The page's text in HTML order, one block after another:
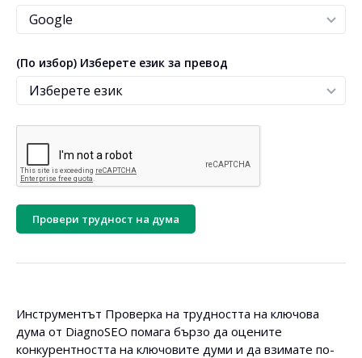
(По избор) Изберете език за превод
Провери трудност на дума
Инструментът Проверка на трудността на ключова
дума от DiagnoSEO помага бързо да оцените
конкурентността на ключовите думи и да взимате по-